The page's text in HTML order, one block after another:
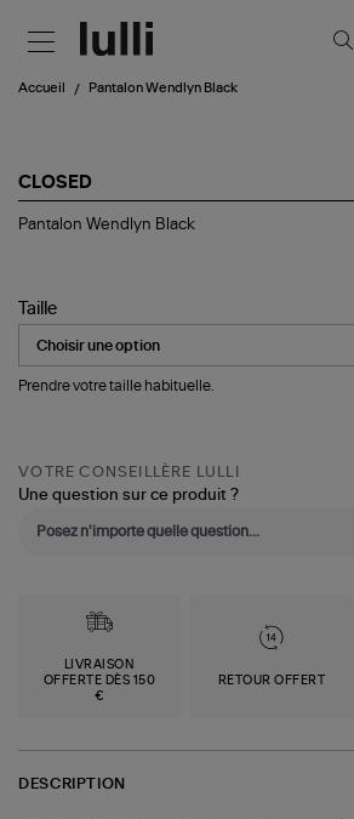
Accueil Pantalon Wendlyn Black
CLOSED
Pantalon
Pantalon Wendlyn Black
Taille
Prendre votre taille habituelle.
VOTRE CONSEILLÈRE LULLI
Une question sur ce produit ?
LIVRAISON
OFFERTE DÈS 150
€
RETOUR OFFERT
DESCRIPTION